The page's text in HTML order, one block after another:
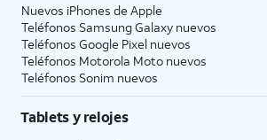
Nuevos iPhones de Apple
Teléfonos Samsung Galaxy nuevos
Teléfonos Google Pixel nuevos
Teléfonos Motorola Moto nuevos
Teléfonos Sonim nuevos
Tablets y relojes